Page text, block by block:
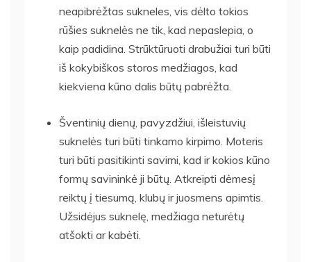
neapibrėžtas sukneles, vis dėlto tokios
rūšies suknelės ne tik, kad nepaslepia, o
kaip padidina. Strūktūruoti drabužiai turi būti
iš kokybiškos storos medžiagos, kad
kiekviena kūno dalis būtų pabrėžta.
Šventinių dienų, pavyzdžiui, išleistuvių
suknelės turi būti tinkamo kirpimo. Moteris
turi būti pasitikinti savimi, kad ir kokios kūno
formų savininkė ji būtų. Atkreipti dėmesį
reiktų į tiesumą, klubų ir juosmens apimtis.
Užsidėjus suknelę, medžiaga neturėtų
atšokti ar kabėti.